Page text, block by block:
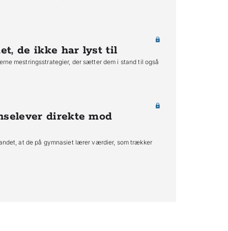
de ikke har lyst til
mestringsstrategier, der sætter dem i stand til også
direkte mod
at de på gymnasiet lærer værdier, som trækker